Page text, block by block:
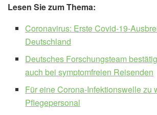
Lesen Sie zum Thema:
Coronavirus: Erste Covid-19-
Deutschland
Deutsches Forschungsteam
auch bei symptomfreien Reisenden
Für eine Corona-Infektionswelle zu
Pflegepersonal